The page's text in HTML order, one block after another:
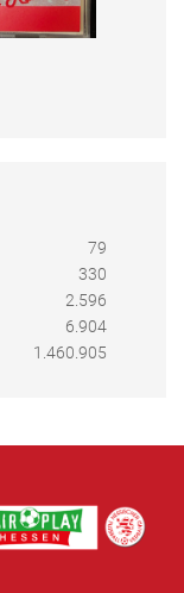
79
330
2.596
6.904
1.460.905